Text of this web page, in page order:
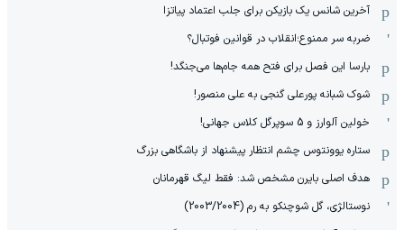
آخرین شانس یک بازیکن برای جلب اعتماد پیاتزا
ضربه سر ممنوع؛انقلاب در قوانین فوتبال؟
بارسا این فصل برای فتح همه جام‌ها می‌جنگد!
شوک شبانه پورعلی گنجی به علی منصور!
خولین آلوارز و 5 سوپرگل کلاس جهانی!
ستاره یوونتوس چشم انتظار پیشنهاد از باشگاهی بزرگ
هدف اصلی بایرن مشخص شد: فقط لیگ قهرمانان
نوستالژی، گل شوچنکو به رم (2003/2004)